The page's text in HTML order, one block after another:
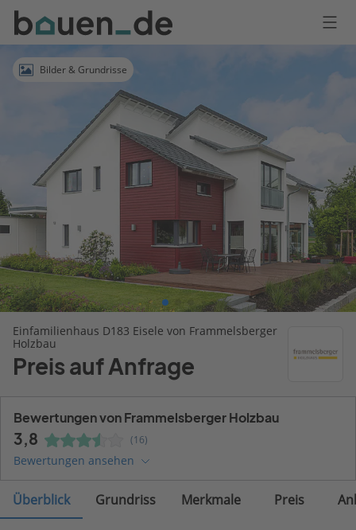
Bauen
Logo
AnmeldenBilder & Grundrisse
Einfamilienhaus D183 Eisele von Frammelsberger
Holzbau
Preis auf Anfrage
Bewertungen von Frammelsberger Holzbau
3,8 (16)
Bewertungen ansehen
Überblick Grundriss Merkmale Preis